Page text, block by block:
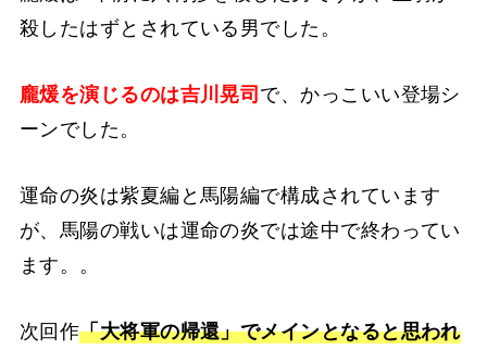
殺したはずとされている男でした。
龐煖を演じるのは吉川晃司 で、かっこいい登場シ
ーンでした。
運命の炎は紫夏編と馬陽編で構成されています
が、馬陽の戦いは運命の炎では途中で終わってい
ます。。
次回作「大将軍の帰還」でメインとなると思われ